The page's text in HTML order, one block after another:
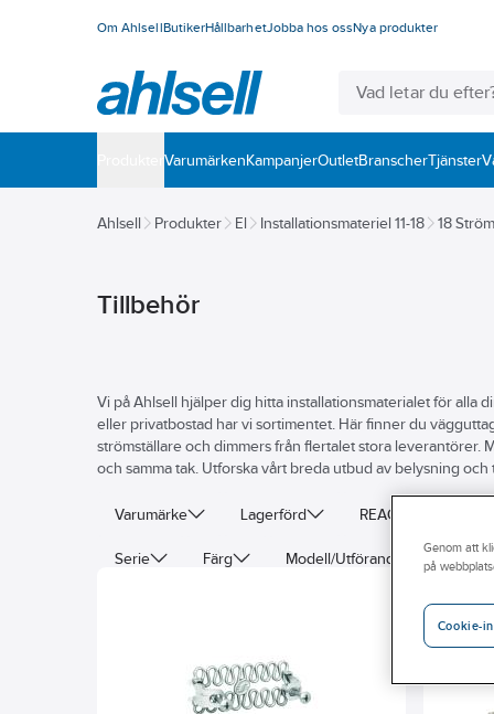
Om AhlsellButikerHållbarhetJobba hos ossNya produkter
VarumärkenKampanjerOutletBranscherTjänster
Ahlsell Produkter El Installationsmateriel 11-18 18
Tillbehör
Vi på Ahlsell hjälper dig hitta installationsmaterialet för alla
eller privatbostad har vi sortimentet. Här finner du
strömställare och dimmers från flertalet stora
och samma tak. Utforska vårt breda utbud av belysning
Varumärke Lagerförd REACH – Fri från
Serie Färg Modell/Utförande Antal
Genom att
på
Cookie-